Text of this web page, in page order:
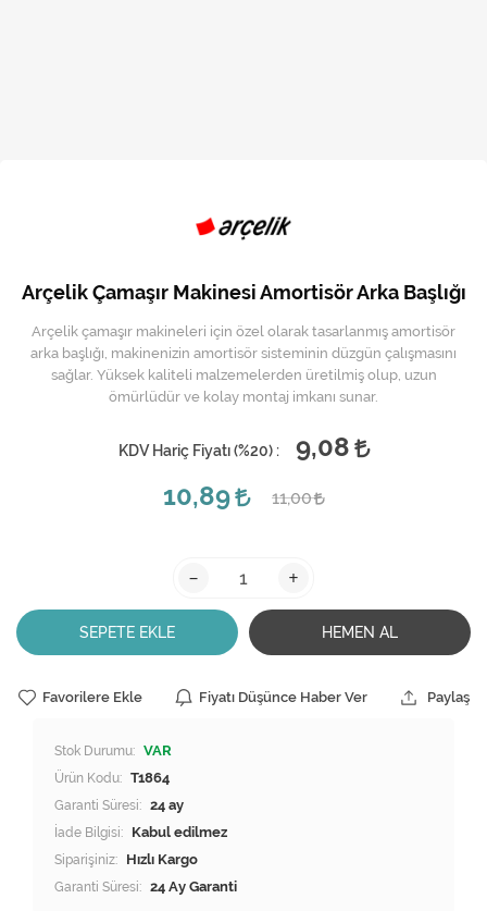
Musluk
Şofben ve Termosifon
Arçelik Çamaşır Makinesi Amortisör Arka Başlığı
Arçelik çamaşır makineleri için özel olarak tasarlanmış amortisör
arka başlığı, makinenizin amortisör sisteminin düzgün çalışmasını
sağlar. Yüksek kaliteli malzemelerden üretilmiş olup, uzun
ömürlüdür ve kolay montaj imkanı sunar.
KDV Hariç Fiyatı (%20) :
9,08
10,89
11,00
- +
SEPETE EKLE HEMEN AL
Favorilere Ekle Fiyatı Düşünce Haber Ver Paylaş
Stok Durumu: VAR
Ürün Kodu: T1864
Garanti Süresi: 24 ay
İade Bilgisi:
Siparişiniz: Hızlı Kargo
Garanti Süresi: 24 Ay Garanti